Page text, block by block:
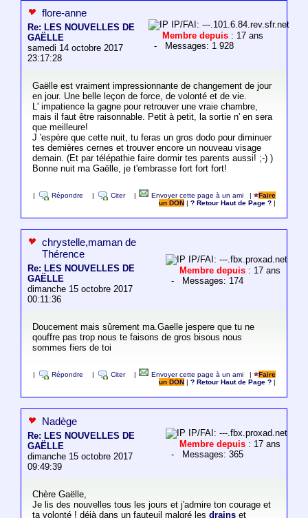
flore-anne
Re: LES NOUVELLES DE
GAËLLE
samedi 14 octobre 2017
23:17:28
IP/FAI: ---.101.6.84.rev.sfr.net
Membre depuis : 17 ans
- Messages: 1 928
Gaëlle est vraiment impressionnante de changement de jour
en jour. Une belle leçon de force, de volonté et de vie.
L' impatience la gagne pour retrouver une vraie chambre,
mais il faut être raisonnable. Petit à petit, la sortie n' en sera
que meilleure!
J 'espère que cette nuit, tu feras un gros dodo pour diminuer
tes dernières cernes et trouver encore un nouveau visage
demain. (Et par télépathie faire dormir tes parents aussi! ;-) )
Bonne nuit ma Gaëlle, je t'embrasse fort fort fort!
Répondre Citer Envoyer cette page à un ami |
Faire
un DON
|? Retour Haut de Page ?
chrystelle,maman de
Thérence
Re: LES NOUVELLES DE
GAËLLE
dimanche 15 octobre 2017
00:11:36
IP/FAI: ---.fbx.proxad.net
Membre depuis : 17 ans
- Messages: 174
Doucement mais sûrement ma.Gaelle jespere que tu ne
qouffre pas trop nous te faisons de gros bisous nous
sommes fiers de toi
Répondre Citer Envoyer cette page à un ami |
Faire
un DON
|? Retour Haut de Page ?
Nadège
Re: LES NOUVELLES DE
GAËLLE
dimanche 15 octobre 2017
09:49:39
IP/FAI: ---.fbx.proxad.net
Membre depuis : 17 ans
- Messages: 365
Chère Gaëlle,
Je lis des nouvelles tous les jours et j'admire ton courage et
ta volonté ! déjà dans un fauteuil malgré les drainset